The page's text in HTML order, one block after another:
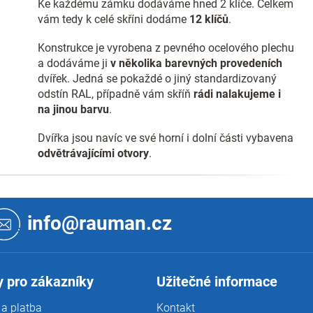
Ke každému zámku dodáváme hned 2 klíče. Celkem
vám tedy k celé skříni dodáme 12 klíčů.
Konstrukce je vyrobena z pevného ocelového plechu
a dodáváme jiv několika barevných provedeních
dvířek. Jedná se pokaždé o jiný standardizovaný
odstín RAL, případně vám skříňrádi nalakujeme i
na jinou barvu.
Dvířka jsou navíc ve své horní i dolní části vybavena
odvětrávajícími otvory.
info@rauman.cz
pro zákazníky
platba
Užitečné informace
Kontakt